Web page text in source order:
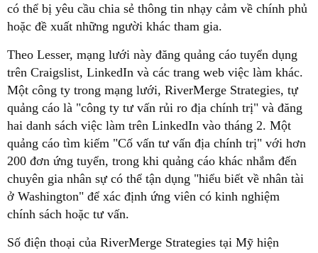
có thể bị yêu cầu chia sẻ thông tin nhạy cảm về chính phủ
hoặc đề xuất những người khác tham gia.
Theo Lesser, mạng lưới này đăng quảng cáo tuyển dụng
trên Craigslist, LinkedIn và các trang web việc làm khác.
Một công ty trong mạng lưới, RiverMerge Strategies, tự
quảng cáo là "công ty tư vấn rủi ro địa chính trị" và đăng
hai danh sách việc làm trên LinkedIn vào tháng 2. Một
quảng cáo tìm kiếm "Cố vấn tư vấn địa chính trị" với hơn
200 đơn ứng tuyển, trong khi quảng cáo khác nhắm đến
chuyên gia nhân sự có thể tận dụng "hiểu biết về nhân tài
ở Washington" để xác định ứng viên có kinh nghiệm
chính sách hoặc tư vấn.
Số điện thoại của RiverMerge Strategies tại Mỹ hiện